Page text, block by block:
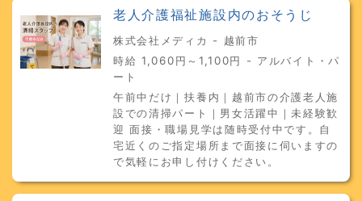
老人介護福祉施設内のおそうじ
株式会社メディカ - 越前市
時給 1,060円～1,100円 - アルバイト・パ
ート
午前中だけ｜扶養内｜越前市の介護老人施
設での清掃パート｜男女活躍中｜未経験歓
迎 面接・職場見学は随時受付中です。自
宅近くのご指定場所まで面接に伺いますの
で気軽にお申し付けください。